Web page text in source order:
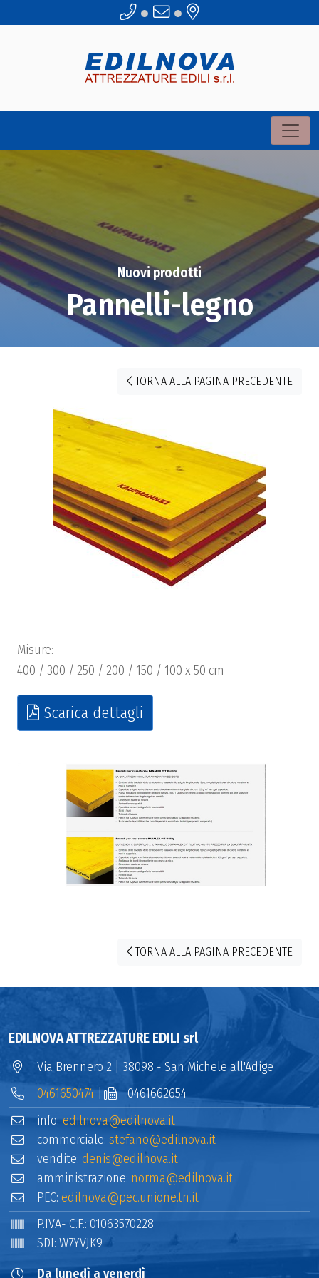
● ●
Nuovi prodotti
Pannelli-legno
TORNA ALLA PAGINA PRECEDENTE
Misure:
400 / 300 / 250 / 200 / 150 / 100 x 50 cm
Scarica dettagli
TORNA ALLA PAGINA PRECEDENTE
EDILNOVA ATTREZZATURE EDILI srl
Via Brennero 2 | 38098 - San Michele all'Adige
0461650474|
0461662654
info:edilnova@edilnova.it
commerciale: stefano@edilnova.it
vendite: denis@edilnova.it
amministrazione: norma@edilnova.it
PEC: edilnova@pec.unione.tn.it
P.IVA- C.F.: 01063570228
SDI: W7YVJK9
Da lunedì a venerdì